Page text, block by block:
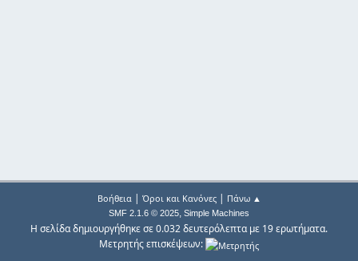
Βοήθεια| Όροι και Κανόνες| Πάνω ▲
SMF 2.1.6 © 2025, Simple Machines
Η σελίδα δημιουργήθηκε σε 0.032 δευτερόλεπτα με 19 ερωτήματα.
Μετρητής επισκέψεων: